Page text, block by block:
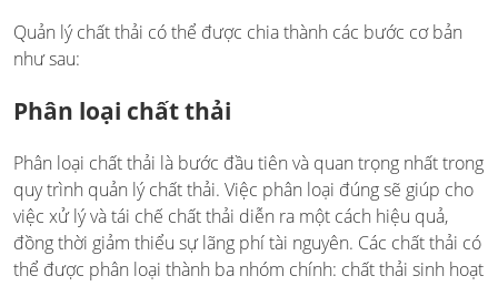
Quản lý chất thải có thể được chia thành các bước cơ bản
như sau:
Phân loại chất thải
Phân loại chất thải là bước đầu tiên và quan trọng nhất trong
quy trình quản lý chất thải. Việc phân loại đúng sẽ giúp cho
việc xử lý và tái chế chất thải diễn ra một cách hiệu quả,
đồng thời giảm thiểu sự lãng phí tài nguyên. Các chất thải có
thể được phân loại thành ba nhóm chính: chất thải sinh hoạt